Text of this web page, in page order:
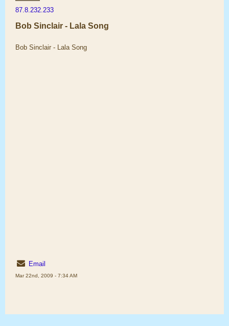
87.8.232.233
Bob Sinclair - Lala Song
Bob Sinclair - Lala Song
Email
Mar 22nd, 2009 - 7:34 AM